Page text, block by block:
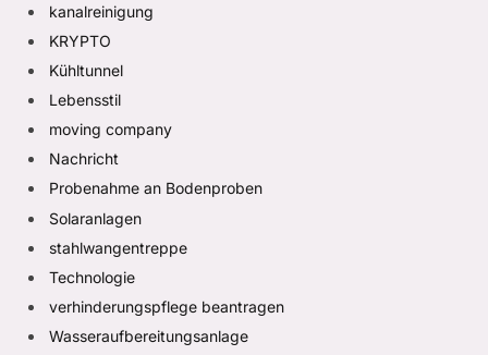
kanalreinigung
KRYPTO
Kühltunnel
Lebensstil
moving company
Nachricht
Probenahme an Bodenproben
Solaranlagen
stahlwangentreppe
Technologie
verhinderungspflege beantragen
Wasseraufbereitungsanlage